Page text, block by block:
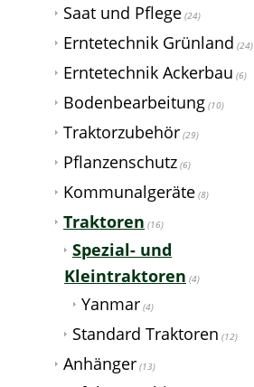
Saat und Pflege (24)
Erntetechnik Grünland (24)
Erntetechnik Ackerbau (6)
Bodenbearbeitung (10)
Traktorzubehör (29)
Pflanzenschutz (6)
Kommunalgeräte (8)
Traktoren (16)
Spezial- und
Kleintraktoren (4)
Yanmar (4)
Standard Traktoren (12)
Anhänger (13)